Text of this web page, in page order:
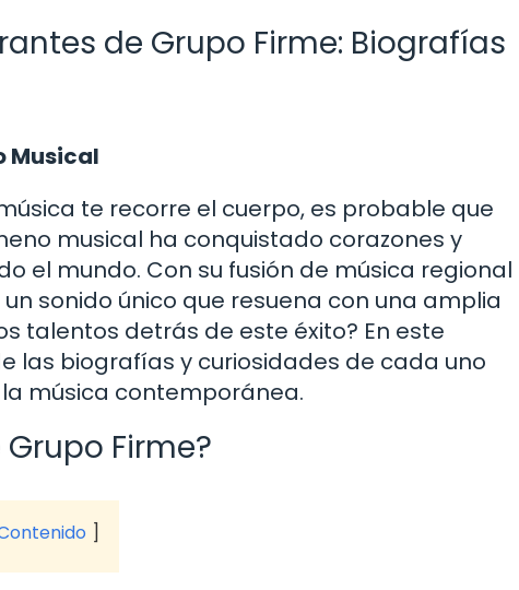
de Grupo Firme: Biografías
Musical
te recorre el cuerpo, es probable que
musical ha conquistado corazones y
el mundo. Con su fusión de música regional
sonido único que resuena con una amplia
talentos detrás de este éxito? En este
las biografías y curiosidades de cada uno
música contemporánea.
Firme?